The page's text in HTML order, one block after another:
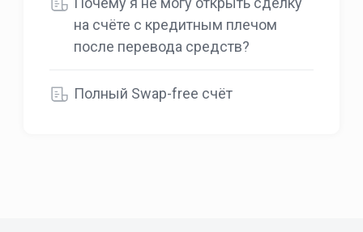
на счёте с кредитным плечом
после перевода средств?
Полный Swap-free счёт